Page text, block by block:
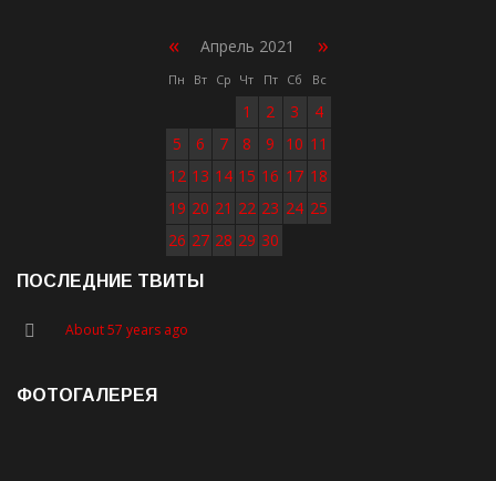
« Апрель 2021 »
Пн Вт Ср Чт Пт Сб Вс
1 2 3
4
5
6 7 8 9 10 11
12 13 14 15 16 17 18
19 20 21 22 23 24 25
26 27 28 29 30
ПОСЛЕДНИЕ ТВИТЫ
About 57 years ago
ФОТОГАЛЕРЕЯ